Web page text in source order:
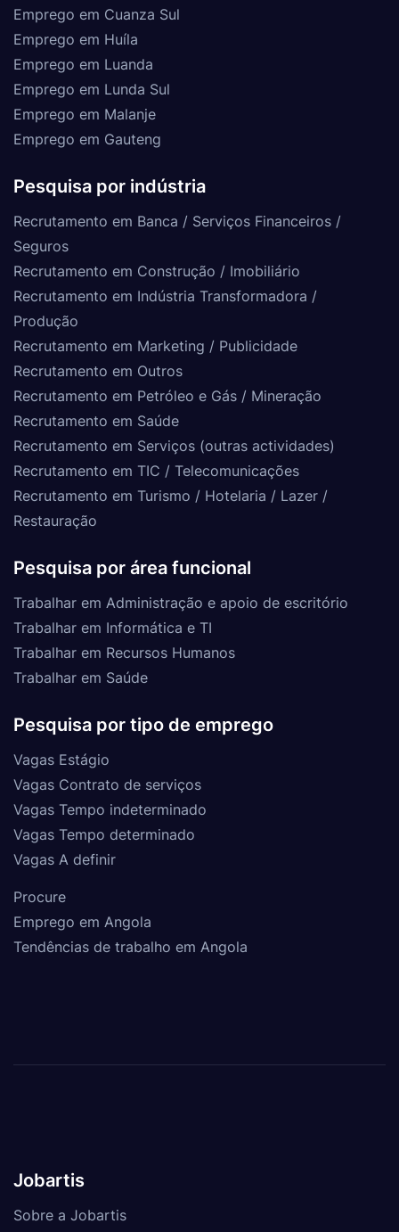
Emprego em Cuanza Sul
Emprego em Huíla
Emprego em Luanda
Emprego em Lunda Sul
Emprego em Malanje
Emprego em Gauteng
Pesquisa por indústria
Recrutamento em Banca / Serviços Financeiros /
Seguros
Recrutamento em Construção / Imobiliário
Recrutamento em Indústria Transformadora /
Produção
Recrutamento em Marketing / Publicidade
Recrutamento em Outros
Recrutamento em Petróleo e Gás / Mineração
Recrutamento em Saúde
Recrutamento em Serviços (outras actividades)
Recrutamento em TIC / Telecomunicações
Recrutamento em Turismo / Hotelaria / Lazer /
Restauração
Pesquisa por área funcional
Trabalhar em Administração e apoio de escritório
Trabalhar em Informática e TI
Trabalhar em Recursos Humanos
Trabalhar em Saúde
Pesquisa por tipo de emprego
Vagas Estágio
Vagas Contrato de serviços
Vagas Tempo indeterminado
Vagas Tempo determinado
Vagas A definir
Procure
Emprego em Angola
Tendências de trabalho em Angola
Jobartis
Sobre a Jobartis